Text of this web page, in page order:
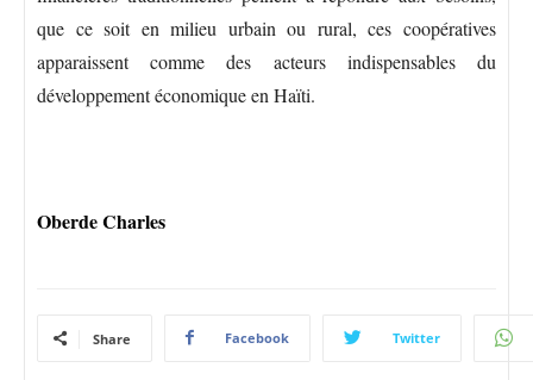
que ce soit en milieu urbain ou rural, ces coopératives
apparaissent comme des acteurs indispensables du
développement économique en Haïti.
Oberde Charles
Share Facebook Twitter